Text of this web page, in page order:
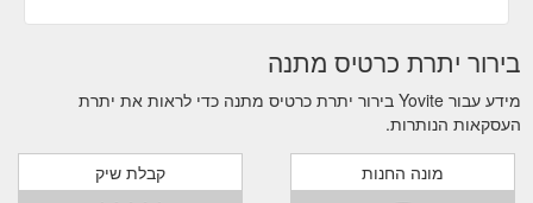
Restaurant Gutschein verschenken - Restaurantwahl?
Universal Restaurant-Geschenkkarte. Abbildung der
Restaurant-Geschenkkarte. Über 1.500 Restaurants
bundesweit. Die einzigartige bundesweite
Restaurant- ...https://www.yovite.com/Gutschein-
Auswahl.html
בירור יתרת כרטיס מתנה
מידע עבור Yovite בירור יתרת כרטיס מתנה כדי לראות את יתרת
העסקאות הנותרות.
קבלת שיק מונה החנות